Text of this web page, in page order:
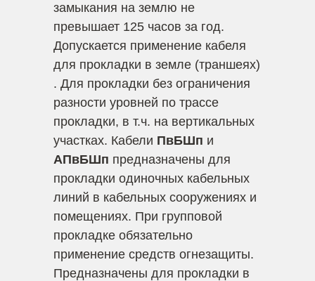
замыкания на землю не
превышает 125 часов за год.
Допускается применение кабеля
для прокладки в земле (траншеях)
. Для прокладки без ограничения
разности уровней по трассе
прокладки, в т.ч. на вертикальных
участках. Кабели ПвБШп и
АПвБШп предназначены для
прокладки одиночных кабельных
линий в кабельных сооружениях и
помещениях. При групповой
прокладке обязательно
применение средств огнезащиты.
Предназначены для прокладки в